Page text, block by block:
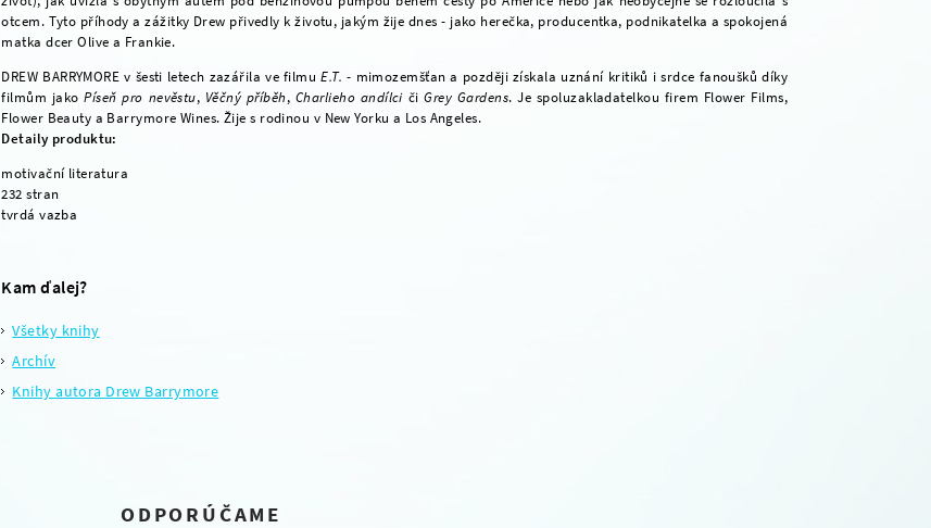
otcem. Tyto příhody a zážitky Drew přivedly k životu, jakým žije dnes - jako herečka, producentka, podnikatelka a spokojená
matka dcer Olive a Frankie.
DREW BARRYMORE v šesti letech zazářila ve filmuE.T. - mimozemšťan a později získala uznání kritiků i srdce fanoušků díky
filmům jakoPíseň pro nevěstu, Věčný příběh, Charlieho andílcičiGrey Gardens. Je spoluzakladatelkou firem Flower Films,
Flower Beauty a Barrymore Wines. Žije s rodinou v New Yorku a Los Angeles.
Detaily produktu:
motivační literatura
232 stran
tvrdá vazba
Kam ďalej?
Všetky knihy
Archív
Knihy autora Drew Barrymore
ODPORÚČAME